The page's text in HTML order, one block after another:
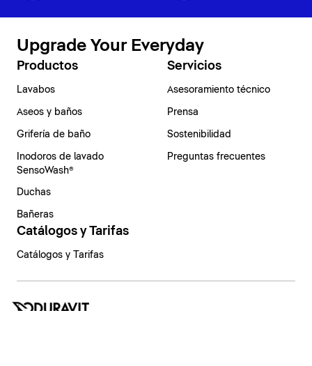
Upgrade Your Everyday
Productos
Lavabos
Aseos y baños
Grifería de baño
Inodoros de lavado
SensoWash®
Duchas
Bañeras
Servicios
Asesoramiento técnico
Prensa
Sostenibilidad
Preguntas frecuentes
Catálogos y Tarifas
Catálogos y Tarifas